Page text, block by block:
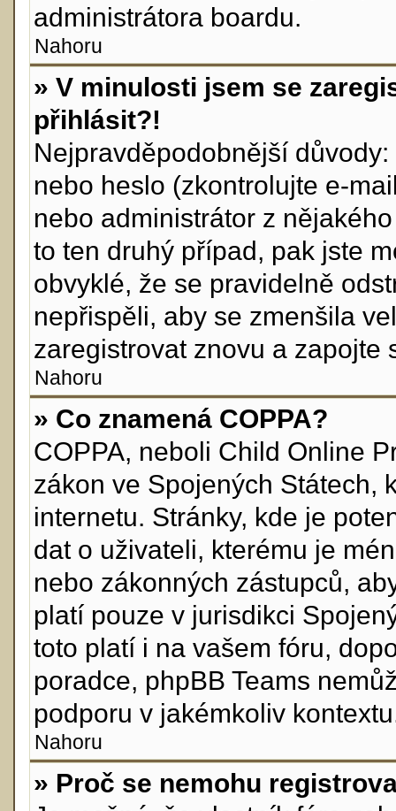
administrátora boardu.
Nahoru
» V minulosti jsem se
přihlásit?!
Nejpravděpodobnější
nebo heslo (zkontrolujte e-
nebo administrátor z
to ten druhý případ, pak jste
obvyklé, že se pravidelně
nepřispěli, aby se zmenšila
zaregistrovat znovu a zapojte
Nahoru
» Co znamená COPPA?
COPPA, neboli Child Online
zákon ve Spojených Státech,
internetu. Stránky, kde je
dat o uživateli, kterému je
nebo zákonných zástupců,
platí pouze v jurisdikci
toto platí i na vašem fóru,
poradce, phpBB Teams
podporu v jakémkoliv
Nahoru
» Proč se nemohu